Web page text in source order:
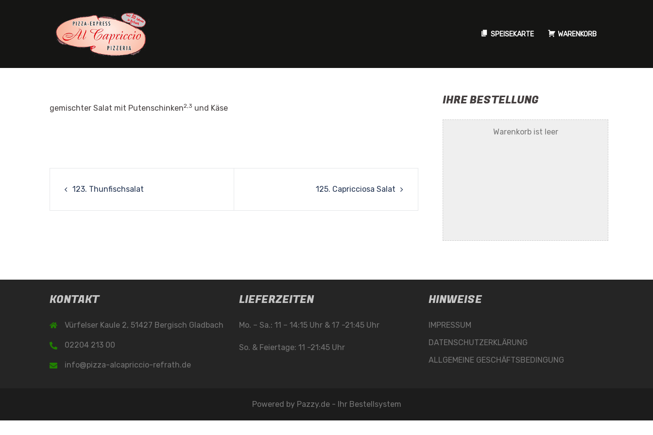
SPEISEKARTE WARENKORB
gemischter Salat mit Putenschinken2,3 und Käse
Post
navigation
123. Thunfischsalat 125. Capricciosa Salat
IHRE BESTELLUNG
Warenkorb ist leer
KONTAKT
Vürfelser Kaule 2, 51427 Bergisch Gladbach
02204 213 00
info@pizza-alcapriccio-refrath.de
LIEFERZEITEN
Mo. – Sa.: 11 – 14:15 Uhr & 17 -21:45 Uhr
So. & Feiertage: 11 -21:45 Uhr
HINWEISE
IMPRESSUM
DATENSCHUTZERKLÄRUNG
ALLGEMEINE GESCHÄFTSBEDINGUNG
Powered by Pazzy.de - Ihr Bestellsystem